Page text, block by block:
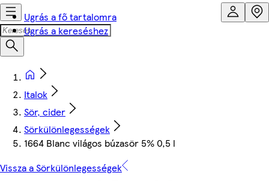
Ugrás a fő tartalomra
Ugrás a kereséshez
Italok
Sör, cider
Sörkülönlegességek
1664 Blanc világos búzasör 5% 0,5 l
Vissza a Sörkülönlegességek